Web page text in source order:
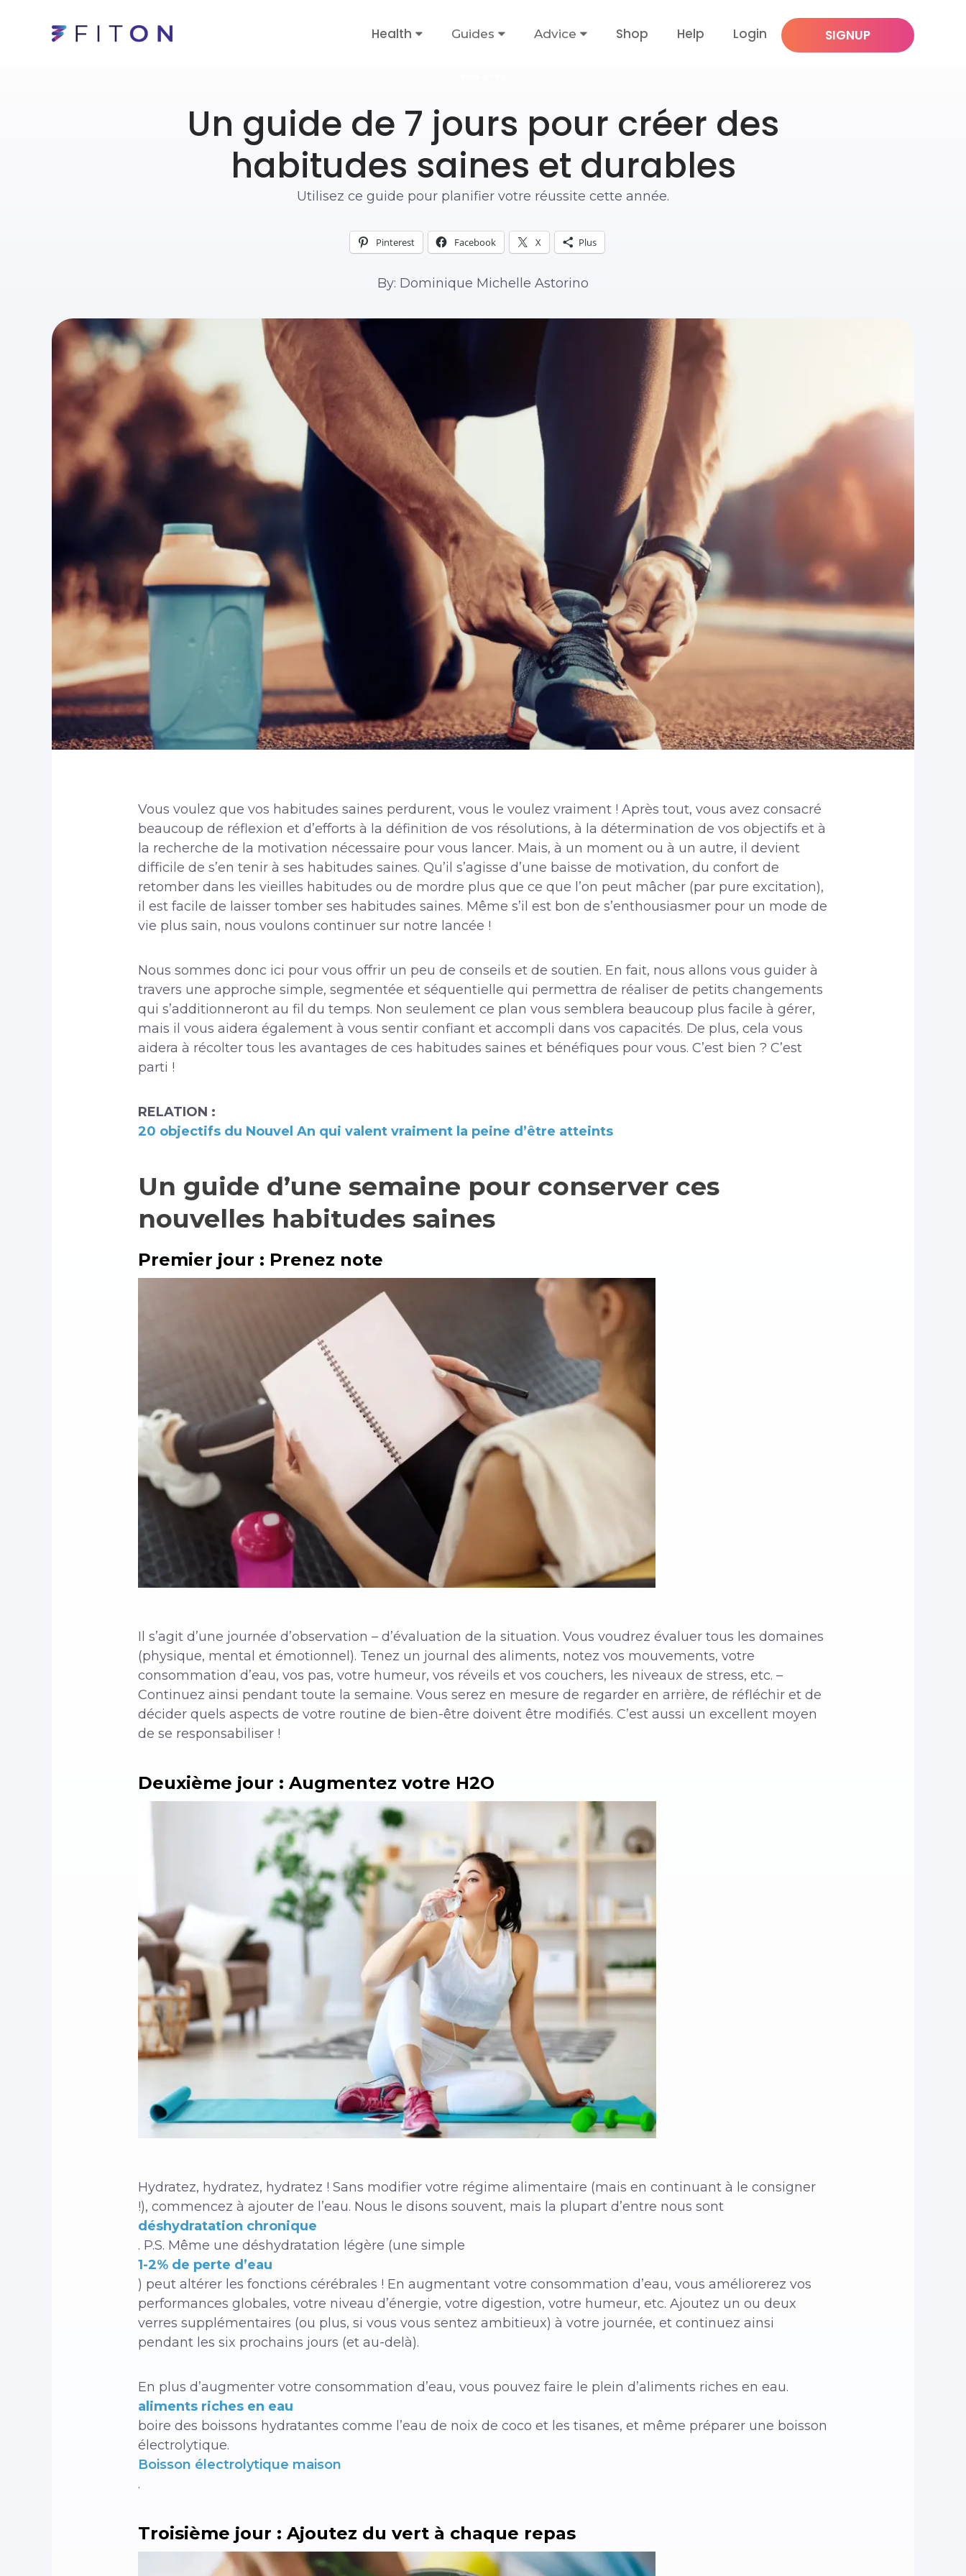
Health Guides Advice Shop Help Login SIGNUP
Un guide de 7 jours pour créer des
habitudes saines et durables
Utilisez ce guide pour planifier votre réussite cette année.
Pinterest Facebook X Plus
By: Dominique Michelle Astorino
Vous voulez que vos habitudes saines perdurent, vous le voulez vraiment ! Après tout, vous avez consacré
beaucoup de réflexion et d’efforts à la définition de vos résolutions, à la détermination de vos objectifs et à
la recherche de la motivation nécessaire pour vous lancer. Mais, à un moment ou à un autre, il devient
difficile de s’en tenir à ses habitudes saines. Qu’il s’agisse d’une baisse de motivation, du confort de
retomber dans les vieilles habitudes ou de mordre plus que ce que l’on peut mâcher (par pure excitation),
il est facile de laisser tomber ses habitudes saines. Même s’il est bon de s’enthousiasmer pour un mode de
vie plus sain, nous voulons continuer sur notre lancée !
Nous sommes donc ici pour vous offrir un peu de conseils et de soutien. En fait, nous allons vous guider à
travers une approche simple, segmentée et séquentielle qui permettra de réaliser de petits changements
qui s’additionneront au fil du temps. Non seulement ce plan vous semblera beaucoup plus facile à gérer,
mais il vous aidera également à vous sentir confiant et accompli dans vos capacités. De plus, cela vous
aidera à récolter tous les avantages de ces habitudes saines et bénéfiques pour vous. C’est bien ? C’est
parti !
RELATION :
20 objectifs du Nouvel An qui valent vraiment la peine d’être atteints
Un guide d’une semaine pour conserver ces
nouvelles habitudes saines
Premier jour : Prenez note
Il s’agit d’une journée d’observation – d’évaluation de la situation. Vous voudrez évaluer tous les domaines
(physique, mental et émotionnel). Tenez un journal des aliments, notez vos mouvements, votre
consommation d’eau, vos pas, votre humeur, vos réveils et vos couchers, les niveaux de stress, etc. –
Continuez ainsi pendant toute la semaine. Vous serez en mesure de regarder en arrière, de réfléchir et de
décider quels aspects de votre routine de bien-être doivent être modifiés. C’est aussi un excellent moyen
de se responsabiliser !
Deuxième jour : Augmentez votre H2O
Hydratez, hydratez, hydratez ! Sans modifier votre régime alimentaire (mais en continuant à le consigner
!), commencez à ajouter de l’eau. Nous le disons souvent, mais la plupart d’entre nous sont
déshydratation chronique
. P.S. Même une déshydratation légère (une simple
1-2% de perte d’eau
) peut altérer les fonctions cérébrales ! En augmentant votre consommation d’eau, vous améliorerez vos
performances globales, votre niveau d’énergie, votre digestion, votre humeur, etc. Ajoutez un ou deux
verres supplémentaires (ou plus, si vous vous sentez ambitieux) à votre journée, et continuez ainsi
pendant les six prochains jours (et au-delà).
En plus d’augmenter votre consommation d’eau, vous pouvez faire le plein d’aliments riches en eau.
aliments riches en eau
boire des boissons hydratantes comme l’eau de noix de coco et les tisanes, et même préparer une boisson
électrolytique.
Boisson électrolytique maison
.
Troisième jour : Ajoutez du vert à chaque repas